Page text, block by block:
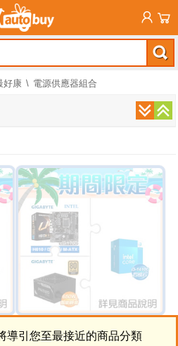
好康 電源供應器組合
i3-14100+技嘉 H610M H V2 D4 M-
導引您至最接近的商品分類